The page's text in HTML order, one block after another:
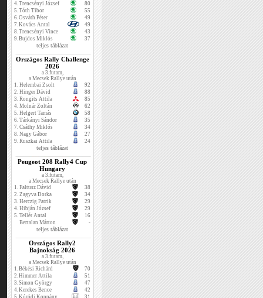
4.Trencsényi József
80
5.Tóth Tibor
55
6.Osváth Péter
49
7.Kovács Antal
49
8.Trencsényi Vince
43
9.Bujdos Miklós 37
teljes táblázat
Országos Rally Challenge
2026
a 3.futam,
a Mecsek Rallye után
1. Helembai Zsolt
92
2. Hinger Dávid
88
3. Rongits Attila
85
4. Molnár Zoltán
62
5. Helgert Tamás
58
6. Tárkányi Sándor
35
7. Csáthy Miklós
34
8. Nagy Gábor
27
9. Ruszkai Attila 24
teljes táblázat
Peugeot 208 Rally4 Cup
Hungary
a 3.futam,
a Mecsek Rallye után
1. Faltusz Dávid
38
2. Zagyva Dorka
34
3. Herczig Patrik
29
4. Hibján József
29
5. Tellér Antal
16
Bertalan Márton
-
teljes táblázat
Országos Rally2
Bajnokság 2026
a 3.futam,
a Mecsek Rallye után
1.Békési Richárd
70
2.Himmer Attila
51
3.Simon György
47
4.Kerekes Bence
42
5.Kóródi Koppány
31